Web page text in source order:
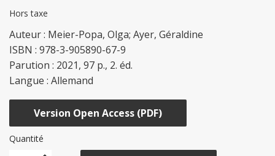
Hors taxe
Auteur : Meier-Popa, Olga; Ayer, Géraldine
ISBN : 978-3-905890-67-9
Parution : 2021, 97 p., 2. éd.
Langue : Allemand
Version Open Access (PDF)
Quantité